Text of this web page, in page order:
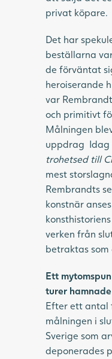
privat köpare.
Det har
beställarna
de förväntat
heroiserande
var
och primitivt
Målningen
uppdrag Idag
trohetsed till
mest
Rembrandts
konstnär
verken från
betraktas
Ett
turer
Efter ett antal
målningen i
Sverige som
deponerades